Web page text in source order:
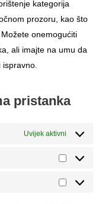
kategorija
prozoru, kao što
onemogućiti
ali imajte na umu da
pristanka
Uvijek aktivni